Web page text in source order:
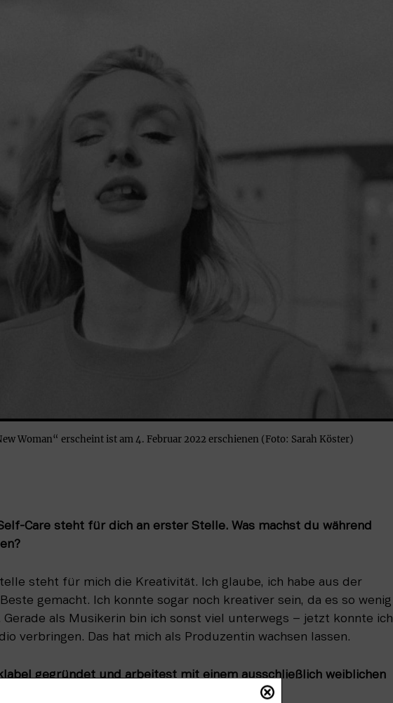
Woman“ erscheint ist am 4. Februar 2022 erschienen (Foto: Sarah Köster)
Care steht für dich an erster Stelle. Was machst du während
steht für mich die Kreativität. Ich glaube, ich habe aus der
gemacht. Ich konnte sogar noch kreativer sein, da es so wenig
Gerade als Musikerin bin ich sonst viel unterwegs – jetzt konnte ich
verbringen. Das hat mich als Produzentin wachsen lassen.
gegründet und arbeitest mit einem ausschließlich weiblichen